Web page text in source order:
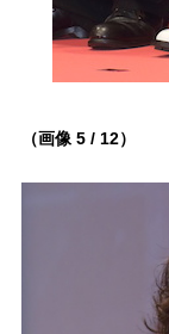
（画像 5 / 12）